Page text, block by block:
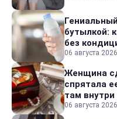
бутылкой:
без
06 августа
Женщина
спрятала
там внутри
06 августа